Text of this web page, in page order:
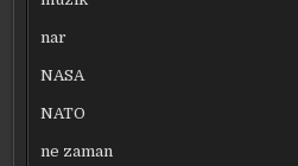
nar
NASA
NATO
ne zaman